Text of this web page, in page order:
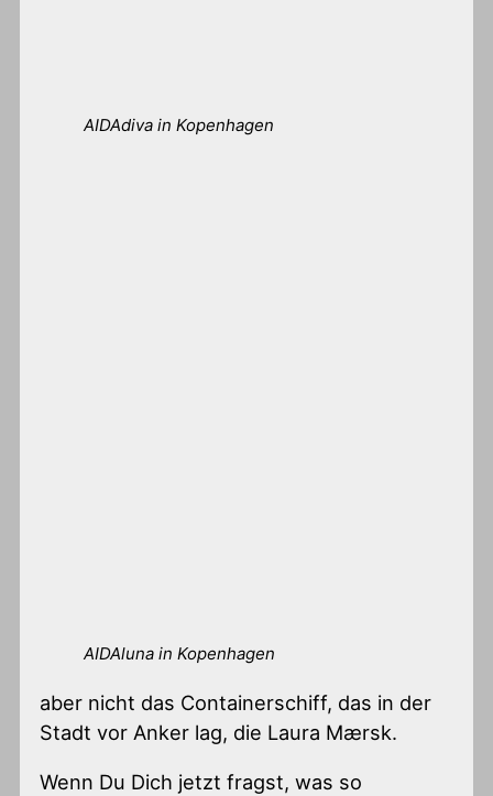
AIDAdiva in Kopenhagen
AIDAluna in Kopenhagen
aber nicht das Containerschiff, das in der
Stadt vor Anker lag, die Laura Mærsk.
Wenn Du Dich jetzt fragst, was so